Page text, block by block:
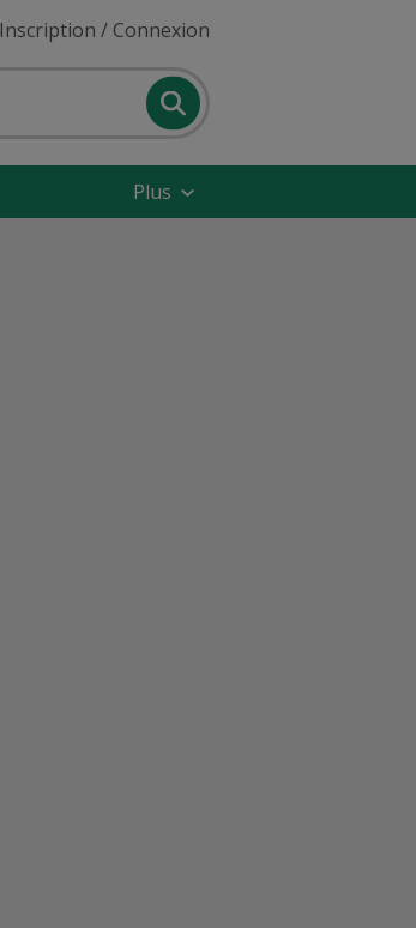
Inscription / Connexion
Plus